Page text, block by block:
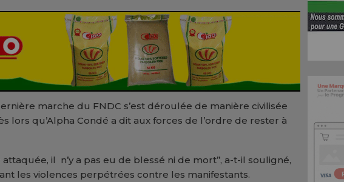
marche du FNDC s’est déroulée de manière civilisée
lors qu’Alpha Condé a dit aux forces de l’ordre de rester à
attaquée, il n’y a pas eu de blessé ni de mort’’, a-t-il souligné,
les violences perpétrées contre les manifestants.